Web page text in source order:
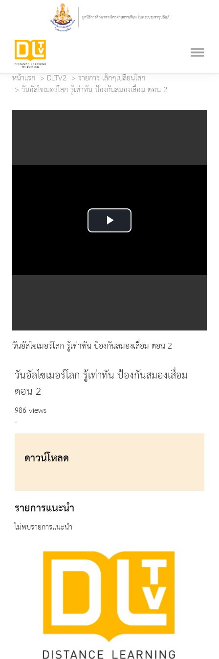
หน้าแรก DLTV2
รายการ เล็กๆเปลี่ยนโลก
วันอัลไซเมอร์โลก รู้เท่าทัน ป้องกันสมองเสื่อม ตอน 2
Play
วันอัลไซเมอร์โลก รู้เท่าทัน ป้องกันสมองเสื่อม ตอน 2
วันอัลไซเมอร์โลก รู้เท่าทัน ป้องกันสมองเสื่อม
ตอน 2
986 views
-
ดาวน์โหลด
รายการแนะนำ
ไม่พบรายการแนะนำ